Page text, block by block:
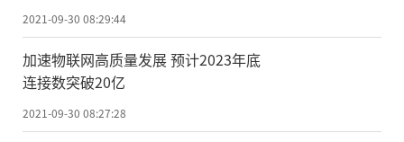
2021-09-30 08:29:44
加速物联网高质量发展 预计2023年底
连接数突破20亿
2021-09-30 08:27:28